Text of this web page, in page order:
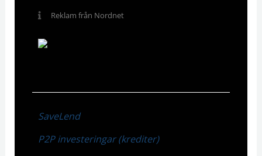
Reklam från Nordnet
SaveLend
P2P investeringar (krediter)